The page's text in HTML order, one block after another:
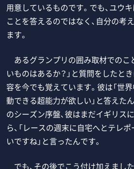
用意しているものです。でも、ユウ
ことを答えるのではなく、自分の考
ます。
あるグランプリの囲み取材でのこ
いものはあるか？」と質問をしたと
容を今でも覚えています。彼は「世
動できる超能力が欲しい」と答えた
のシーズン序盤、彼はまだイギリス
ら、「レースの週末に自宅へとテレ
いですね」と言ったんです。
でも、その後でこう付け加えました